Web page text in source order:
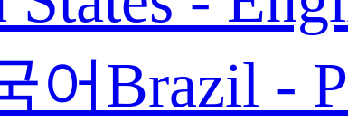
어Brazil -